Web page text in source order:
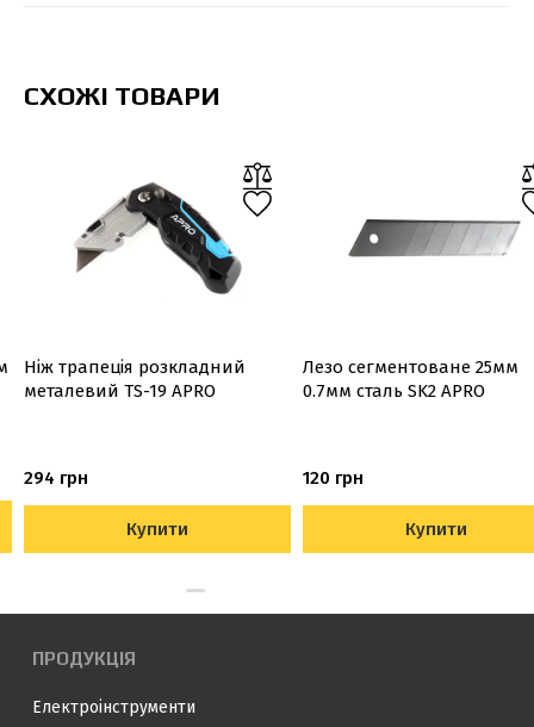
СХОЖІ ТОВАРИ
Ніж трапеція розкладний
металевий TS-19 APRO
294 грн
Купити
Лезо сегментоване 25мм
0.7мм сталь SK2 APRO
120 грн
Купити
ПРОДУКЦІЯ
Електроінструменти